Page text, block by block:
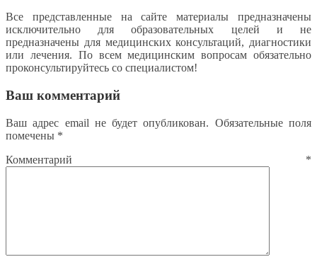
Все представленные на сайте материалы предназначены
исключительно для образовательных целей и не
предназначены для медицинских консультаций, диагностики
или лечения. По всем медицинским вопросам обязательно
проконсультируйтесь со специалистом!
Ваш комментарий
Ваш адрес email не будет опубликован. Обязательные поля
помечены *
Комментарий *